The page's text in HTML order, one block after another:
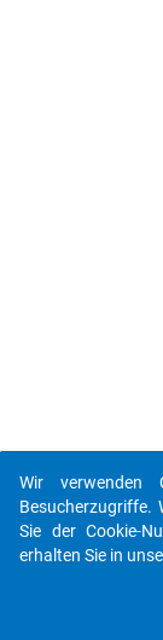
Wir verwenden
Besucherzugriffe.
Sie der Cookie-
erhalten Sie in